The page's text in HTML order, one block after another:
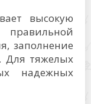
высокую
заполнение
Для тяжелых
надежных